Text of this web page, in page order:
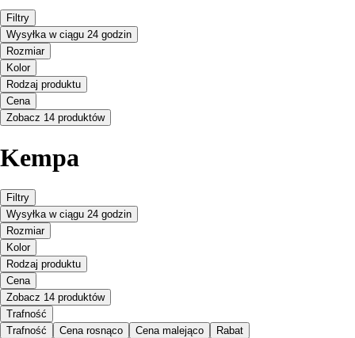
Filtry
Wysyłka w ciągu 24 godzin
Rozmiar
Kolor
Rodzaj produktu
Cena
Zobacz 14 produktów
Kempa
Filtry
Wysyłka w ciągu 24 godzin
Rozmiar
Kolor
Rodzaj produktu
Cena
Zobacz 14 produktów
Trafność
Trafność
Cena rosnąco Cena malejąco Rabat